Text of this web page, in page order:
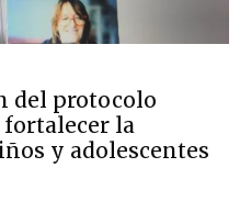
del protocolo
la
y adolescentes